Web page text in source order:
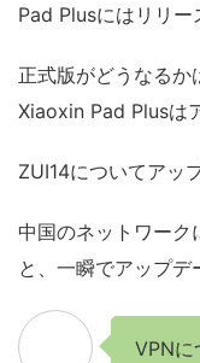
Pad Plusにはリリー
正式版がどうなるか
Xiaoxin Pad Plusは
ZUI14についてアッ
中国のネットワーク
と、一瞬でアップデ
VPNに